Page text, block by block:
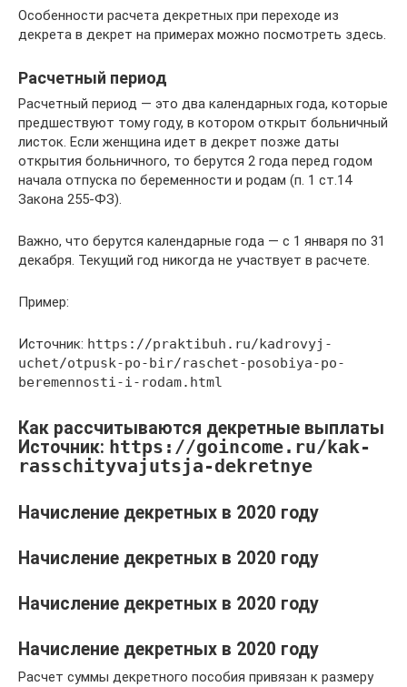
Особенности расчета декретных при переходе из
декрета в декрет на примерах можно посмотреть здесь.
Расчетный период
Расчетный период — это два календарных года, которые
предшествуют тому году, в котором открыт больничный
листок. Если женщина идет в декрет позже даты
открытия больничного, то берутся 2 года перед годом
начала отпуска по беременности и родам (п. 1 ст.14
Закона 255-ФЗ).
Важно, что берутся календарные года — с 1 января по 31
декабря. Текущий год никогда не участвует в расчете.
Пример:
Источник: https://praktibuh.ru/kadrovyj-
uchet/otpusk-po-bir/raschet-posobiya-po-
beremennosti-i-rodam.html
Как рассчитываются декретные выплаты
Источник: https://goincome.ru/kak-
rasschityvajutsja-dekretnye
Начисление декретных в 2020 году
Начисление декретных в 2020 году
Начисление декретных в 2020 году
Начисление декретных в 2020 году
Расчет суммы декретного пособия привязан к размеру